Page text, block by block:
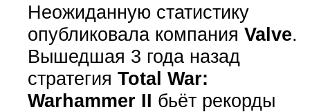
Неожиданную статистику
опубликовала компания Valve.
Вышедшая 3 года назад
стратегия Total War:
Warhammer II бьёт рекорды